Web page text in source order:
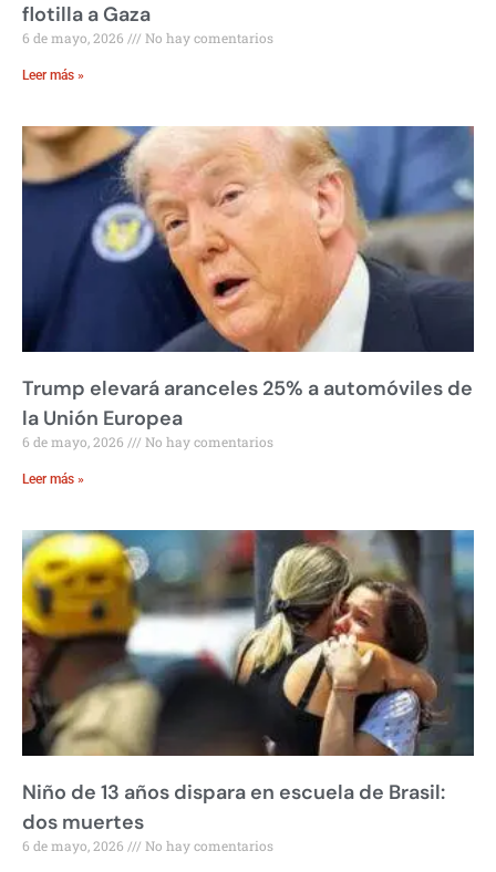
flotilla a Gaza
6 de mayo, 2026 No hay comentarios
Leer más »
Trump elevará aranceles 25% a automóviles de
la Unión Europea
6 de mayo, 2026 No hay comentarios
Leer más »
Niño de 13 años dispara en escuela de Brasil:
dos muertes
6 de mayo, 2026 No hay comentarios